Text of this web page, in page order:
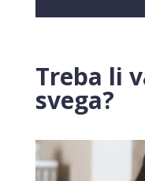
Treba li
svega?